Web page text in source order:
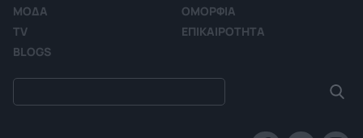
ΜΟΔΑ
ΟΜΟΡΦΙΑ
TV
ΕΠΙΚΑΙΡΟΤΗΤΑ
BLOGS